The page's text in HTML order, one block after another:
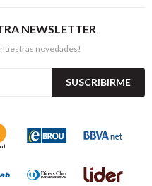
NEWSLETTER
novedades!
SUSCRIBIRME